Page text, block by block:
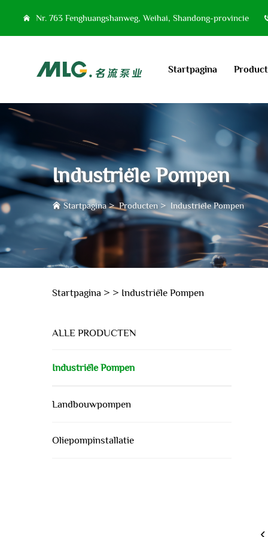
Nr. 763 Fenghuangshanweg, Weihai, Shandong-provincie
Startpagina
Industriële Pompen
Startpagina>Producten> Industriële Pompen
Startpagina > > Industriële Pompen
ALLE PRODUCTEN
Industriële Pompen
Landbouwpompen
Oliepompinstallatie